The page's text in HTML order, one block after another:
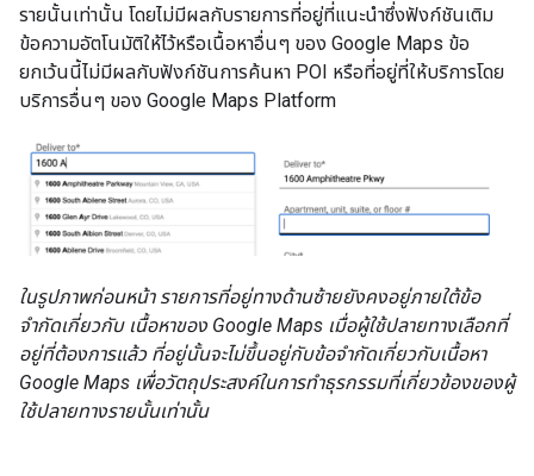
รายนั้นเท่านั้น โดยไม่มีผลกับรายการที่อยู่ที่แนะนำซึ่งฟังก์ชันเติม
ข้อความอัตโนมัติให้ไว้หรือเนื้อหาอื่นๆ ของ Google Maps ข้อ
ยกเว้นนี้ไม่มีผลกับฟังก์ชันการค้นหา POI หรือที่อยู่ที่ให้บริการโดย
บริการอื่นๆ ของ Google Maps Platform
ในรูปภาพก่อนหน้า รายการที่อยู่ทางด้านซ้ายยังคงอยู่ภายใต้ข้อ
จำกัดเกี่ยวกับ เนื้อหาของ Google Maps เมื่อผู้ใช้ปลายทางเลือกที่
อยู่ที่ต้องการแล้ว ที่อยู่นั้นจะไม่ขึ้นอยู่กับข้อจำกัดเกี่ยวกับเนื้อหา
Google Maps เพื่อวัตถุประสงค์ในการทำธุรกรรมที่เกี่ยวข้องของผู้
ใช้ปลายทางรายนั้นเท่านั้น